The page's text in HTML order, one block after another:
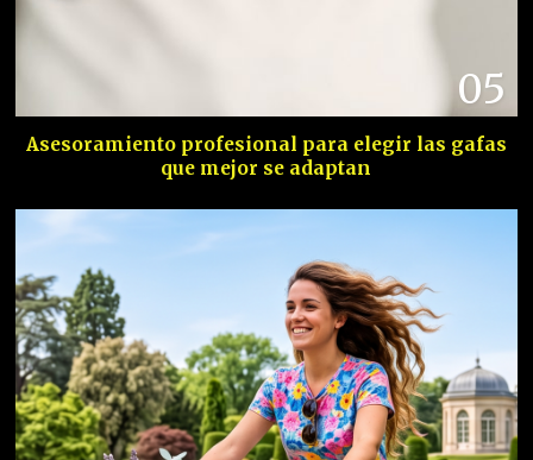
05
Asesoramiento profesional para elegir las gafas
que mejor se adaptan